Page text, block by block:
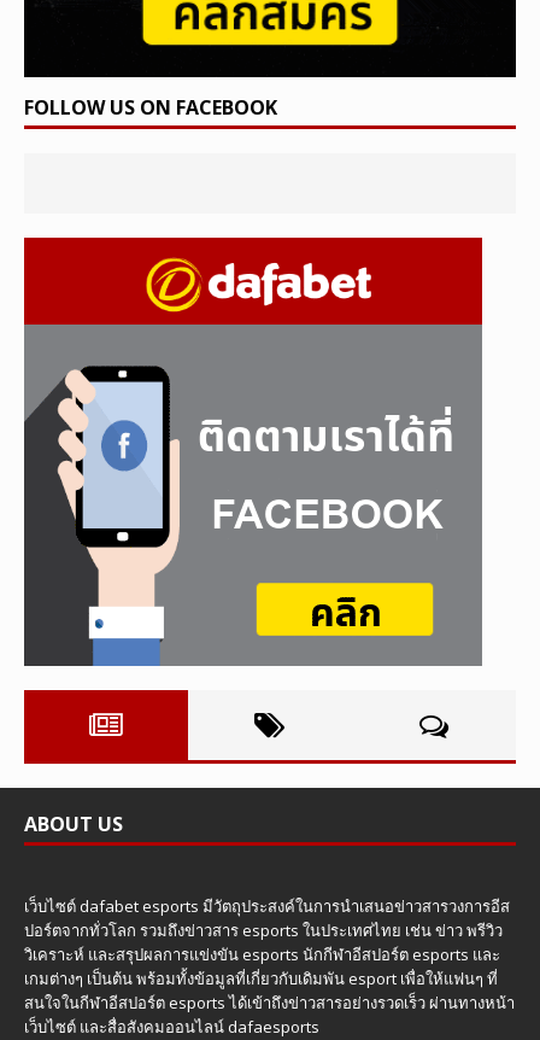
FOLLOW US ON FACEBOOK
ABOUT US
เว็บไซต์ dafabet esports มีวัตถุประสงค์ในการนำเสนอข่าวสารวงการอีส
ปอร์ตจากทั่วโลก รวมถึงข่าวสาร esports ในประเทศไทย เช่น ข่าว พรีวิว
วิเคราะห์ และสรุปผลการแข่งขัน esports นักกีฬาอีสปอร์ต esports และ
เกมต่างๆ เป็นต้น พร้อมทั้งข้อมูลที่เกี่ยวกับเดิมพัน esport เพื่อให้แฟนๆ ที่
สนใจในกีฬาอีสปอร์ต esports ได้เข้าถึงข่าวสารอย่างรวดเร็ว ผ่านทางหน้า
เว็บไซต์ และสื่อสังคมออนไลน์ dafaesports